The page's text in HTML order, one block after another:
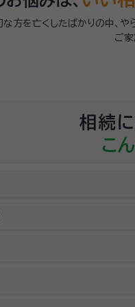
な方を亡くしたばかりの中、や
ご
相続
こ